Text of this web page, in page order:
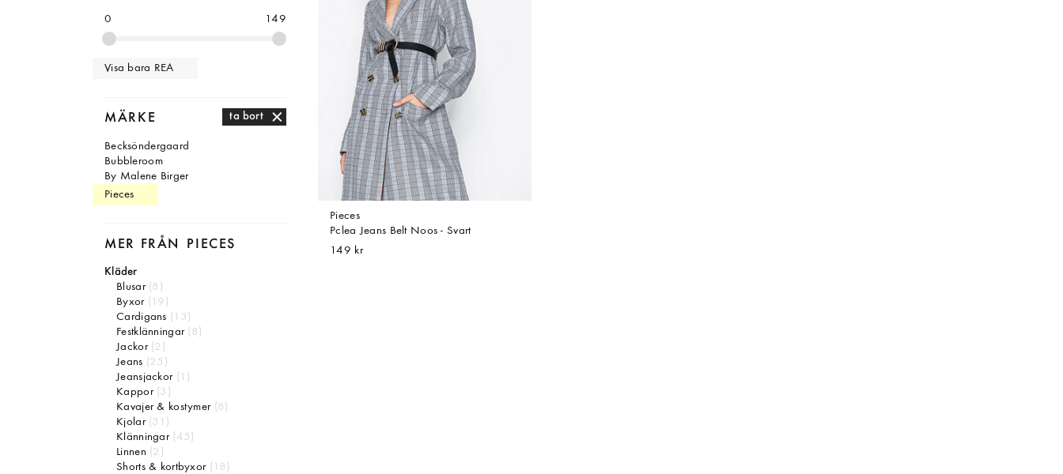
0 149
Visa bara REA
MÄRKE ta bort
Becksöndergaard
Bubbleroom
By Malene Birger
Pieces
MER FRÅN PIECES
Kläder
Blusar
(8)
Byxor
(19)
Cardigans
(13)
Festklänningar
(8)
Jackor
(2)
Jeans
(25)
Jeansjackor
(1)
Kappor
(3)
Kavajer & kostymer
(8)
Kjolar
(31)
Klänningar
(45)
Linnen
(2)
Shorts & kortbyxor
(18)
Pieces
Pclea Jeans Belt Noos - Svart
149 kr